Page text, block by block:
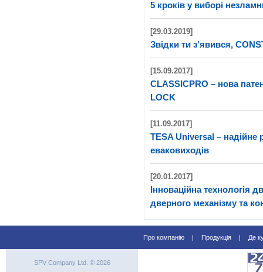
5 кроків у виборі
[29.03.2019]
Звідки ти з’явився,
[15.09.2017]
CLASSICPRO – нова
LOCK
[11.09.2017]
TESA Universal –
еваковиходів
[20.01.2017]
Інноваційна технологія
дверного механізму та
Про компанію | Продукція | Де
SPV Company Ltd. © 2026